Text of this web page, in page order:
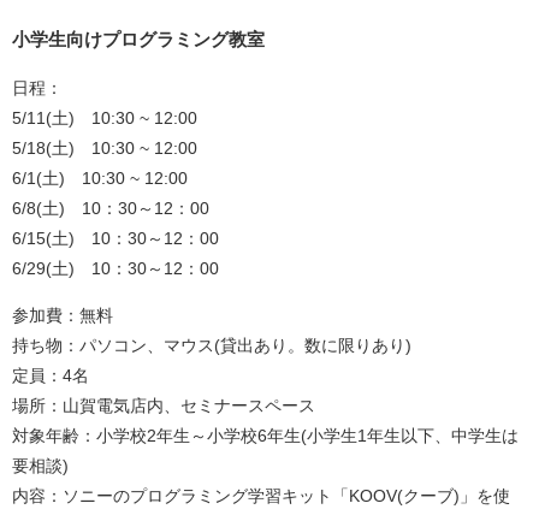
小学生向けプログラミング教室
日程：
5/11(土) 10:30 ~ 12:00
5/18(土) 10:30 ~ 12:00
6/1(土) 10:30 ~ 12:00
6/8(土) 10：30～12：00
6/15(土) 10：30～12：00
6/29(土) 10：30～12：00
参加費：無料
持ち物：パソコン、マウス(貸出あり。数に限りあり)
定員：4名
場所：山賀電気店内、セミナースペース
対象年齢：小学校2年生～小学校6年生(小学生1年生以下、中学生は
要相談)
内容：ソニーのプログラミング学習キット「KOOV(クーブ)」を使